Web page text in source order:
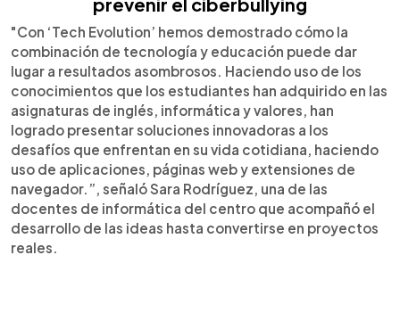
"Con ‘Tech Evolution’ hemos demostrado cómo la
combinación de tecnología y educación puede dar
lugar a resultados asombrosos. Haciendo uso de los
conocimientos que los estudiantes han adquirido en las
asignaturas de inglés, informática y valores, han
logrado presentar soluciones innovadoras a los
desafíos que enfrentan en su vida cotidiana, haciendo
uso de aplicaciones, páginas web y extensiones de
navegador.”, señaló Sara Rodríguez, una de las
docentes de informática del centro que acompañó el
desarrollo de las ideas hasta convertirse en proyectos
reales.